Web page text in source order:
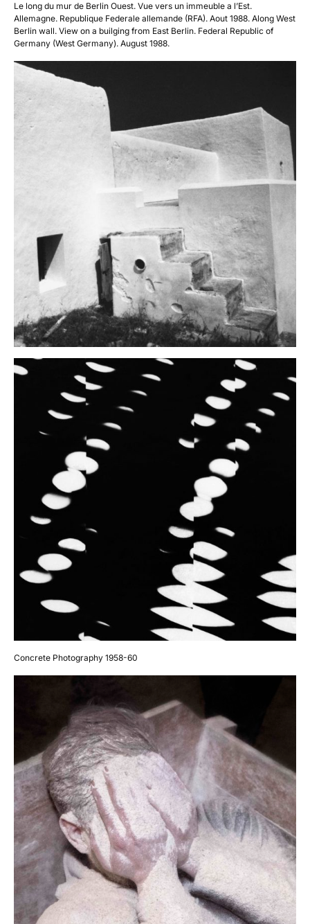
Le long du mur de Berlin Ouest. Vue vers un immeuble a l’Est.
Allemagne. Republique Federale allemande (RFA). Aout 1988. Along West
Berlin wall. View on a builging from East Berlin. Federal Republic of
Germany (West Germany). August 1988.
Concrete Photography 1958-60